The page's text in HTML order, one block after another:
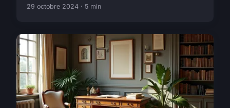
29 octobre 2024 · 5 min